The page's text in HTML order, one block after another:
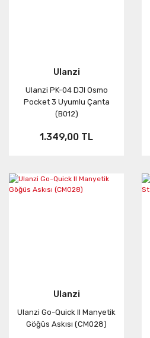
Ulanzi
Ulanzi PK-04 DJI Osmo
Pocket 3 Uyumlu Çanta
(B012)
1.349,00 TL
Ulanzi
Ulanzi Go-Quick II Manyetik
Göğüs Askısı (CM028)